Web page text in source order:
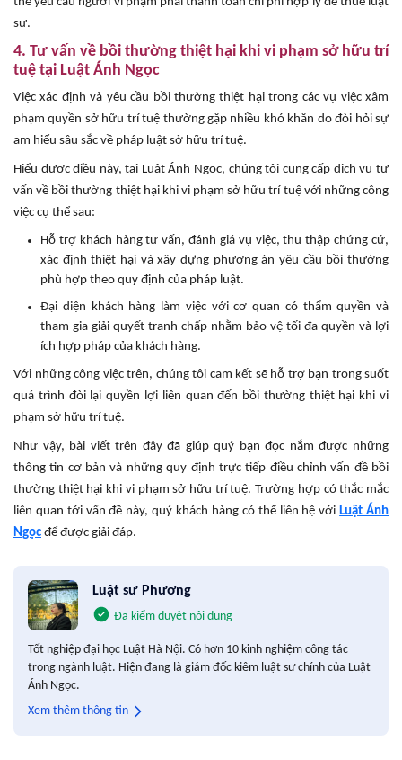
sư.
4. Tư vấn về bồi thường thiệt hại khi vi phạm sở hữu trí
tuệ tại Luật Ánh Ngọc
Việc xác định và yêu cầu bồi thường thiệt hại trong các vụ việc xâm
phạm quyền sở hữu trí tuệ thường gặp nhiều khó khăn do đòi hỏi sự
am hiểu sâu sắc về pháp luật sở hữu trí tuệ.
Hiểu được điều này, tại Luật Ánh Ngọc, chúng tôi cung cấp dịch vụ tư
vấn về bồi thường thiệt hại khi vi phạm sở hữu trí tuệ với những công
việc cụ thể sau:
Hỗ trợ khách hàng tư vấn, đánh giá vụ việc, thu thập chứng cứ,
xác định thiệt hại và xây dựng phương án yêu cầu bồi thường
phù hợp theo quy định của pháp luật.
Đại diện khách hàng làm việc với cơ quan có thẩm quyền và
tham gia giải quyết tranh chấp nhằm bảo vệ tối đa quyền và lợi
ích hợp pháp của khách hàng.
Với những công việc trên, chúng tôi cam kết sẽ hỗ trợ bạn trong suốt
quá trình đòi lại quyền lợi liên quan đến bồi thường thiệt hại khi vi
phạm sở hữu trí tuệ.
Như vậy, bài viết trên đây đã giúp quý bạn đọc nắm được những
thông tin cơ bản và những quy định trực tiếp điều chỉnh vấn đề bồi
thường thiệt hại khi vi phạm sở hữu trí tuệ. Trường hợp có thắc mắc
liên quan tới vấn đề này, quý khách hàng có thể liên hệ với Luật Ánh
Ngọc để được giải đáp.
Luật sư Phương
Đã kiểm duyệt nội dung
Tốt nghiệp đại học Luật Hà Nội. Có hơn 10 kinh nghiệm công tác
trong ngành luật. Hiện đang là giám đốc kiêm luật sư chính của Luật
Ánh Ngọc.
Xem thêm thông tin